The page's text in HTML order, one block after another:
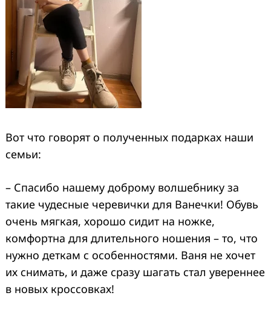
Вот что говорят о полученных подарках наши
семьи:
– Спасибо нашему доброму волшебнику за
такие чудесные черевички для Ванечки! Обувь
очень мягкая, хорошо сидит на ножке,
комфортна для длительного ношения – то, что
нужно деткам с особенностями. Ваня не хочет
их снимать, и даже сразу шагать стал увереннее
в новых кроссовках!